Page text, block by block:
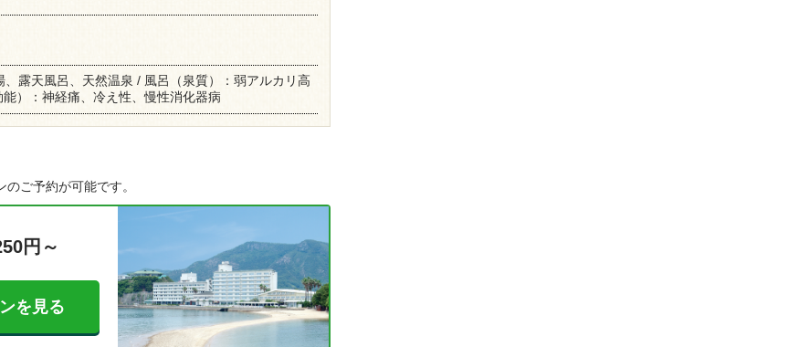
、露天風呂、天然温泉 / 風呂（泉質）：弱アルカリ高
）：神経痛、冷え性、慢性消化器病
ご予約が可能です。
円～
を見る